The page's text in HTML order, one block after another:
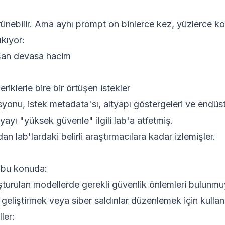
Ama aynı prompt on binlerce kez, yüzlerce
devasa hacim
bire bir örtüşen istekler
istek metadata'sı, altyapı göstergeleri ve
"yüksek güvenle" ilgili lab'a atfetmiş.
lab'lardaki belirli araştırmacılara kadar izlemişler.
konuda:
modellerde gerekli güvenlik önlemleri
veya siber saldırılar düzenlemek için